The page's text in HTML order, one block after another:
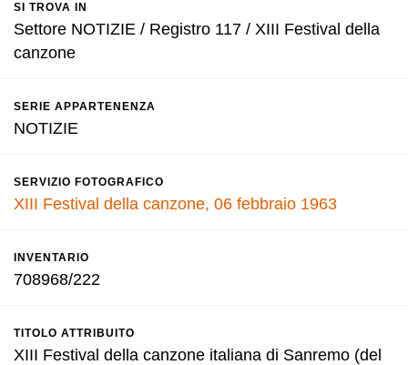
SI TROVA IN
Settore NOTIZIE / Registro 117 / XIII Festival della
canzone
SERIE APPARTENENZA
NOTIZIE
SERVIZIO FOTOGRAFICO
XIII Festival della canzone, 06 febbraio 1963
INVENTARIO
708968/222
TITOLO ATTRIBUITO
XIII Festival della canzone italiana di Sanremo (del